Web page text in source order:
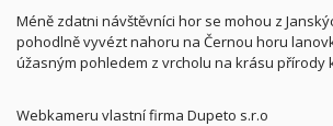
Méně zdatni návštěvníci hor se mohou z
pohodlně vyvézt nahoru na Černou horu
úžasným pohledem z vrcholu na krásu přírody
Webkameru vlastní firma Dupeto s.r.o